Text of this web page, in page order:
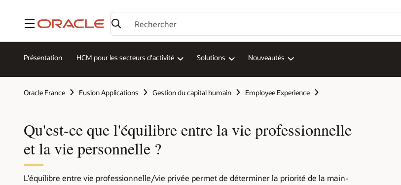
Menu
Présentation HCM pour les secteurs d'activité Solutions Nouveautés
Oracle France Fusion Applications Gestion du capital humain Employee Experience
Qu'est-ce que l'équilibre entre la vie professionnelle
et la vie personnelle ?
L'équilibre entre vie professionnelle/vie privée permet de déterminer la priorité de la main-